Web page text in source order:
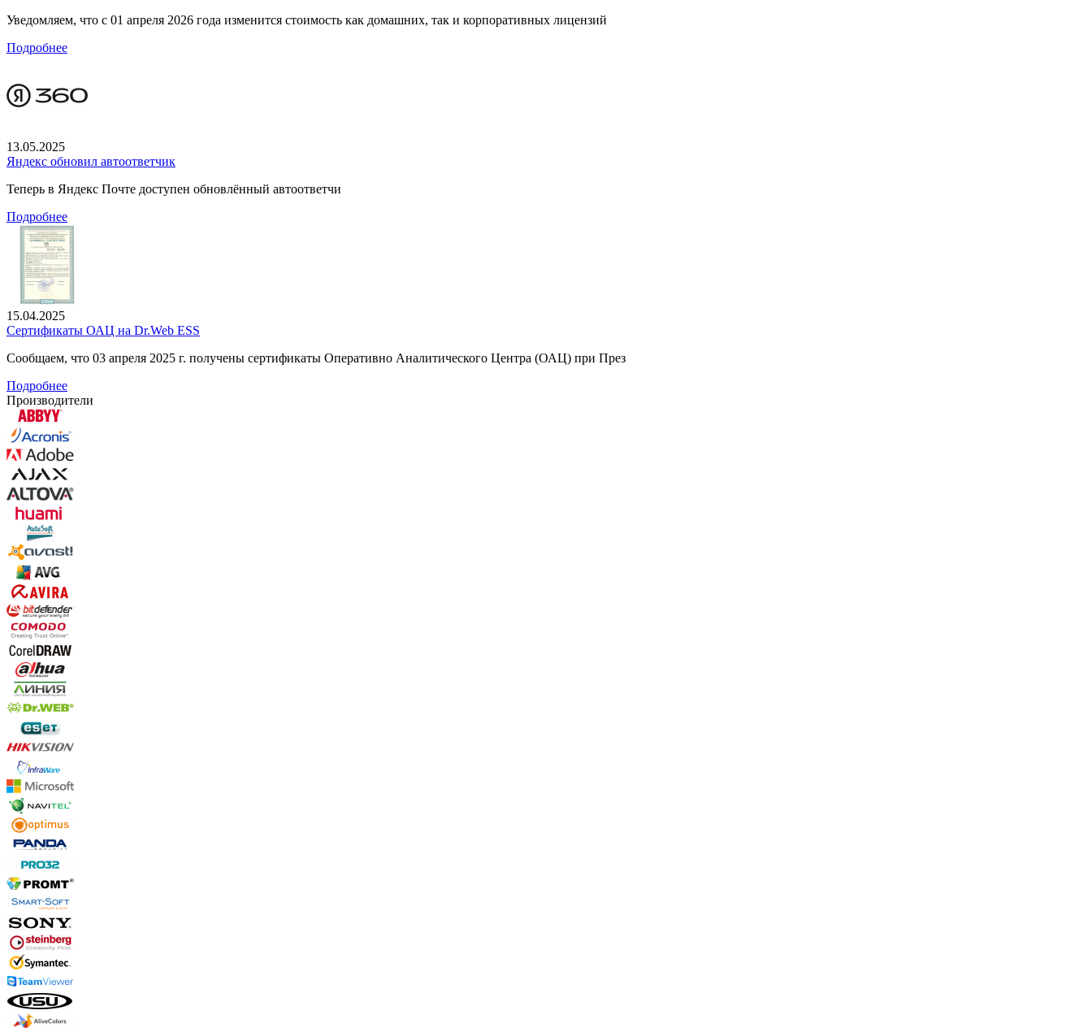
Уведомляем, что с 01 апреля 2026 года изменится стоимость как домашних, так и корпоративных лицензий
Подробнее
13.05.2025
Яндекс обновил автоответчик
Теперь в Яндекс Почте доступен обновлённый автоответчи
Подробнее
15.04.2025
Сертификаты ОАЦ на Dr.Web ESS
Сообщаем, что 03 апреля 2025 г. получены сертификаты Оперативно Аналитического Центра (ОАЦ) при През
Подробнее
Производители